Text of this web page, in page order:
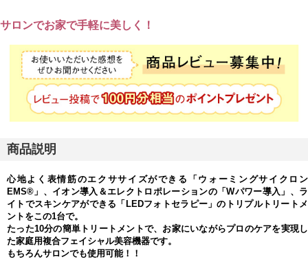
サロンでお家で手軽に美しく！
商品説明
心地よく表情筋のエクササイズができる「ウォーミングサイクロン
EMS® 」、イオン導入＆エレクトロポレーションの「Wパワー導入」、ラ
イトでスキンケアができる「LEDフォトセラピー」のトリプルトリートメ
ントをこの1台で。
たった10分の簡単トリートメントで、お家にいながらプロのケアを実現し
た家庭用複合フェイシャル美容機器です。
もちろんサロンでも使用可能！！